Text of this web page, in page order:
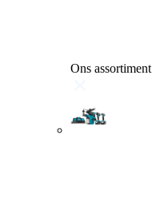
Ons assortiment